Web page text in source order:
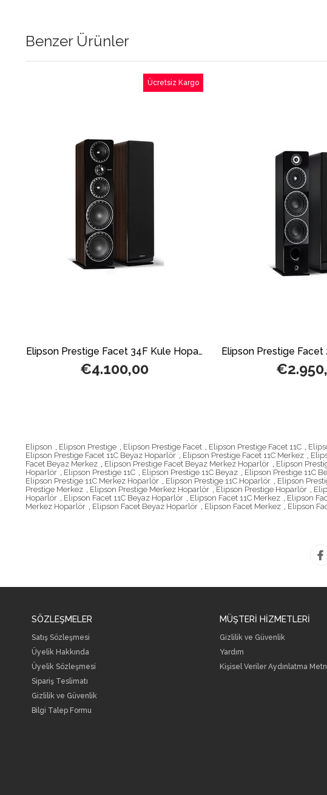
Benzer Ürünler
Elipson Prestige Facet 34F Kule Hoparlör Ceviz
€4.100,00
Ücretsiz Kargo
Elipson , Elipson Prestige , Elipson Prestige Facet , Elipson Prestige Facet 11C ,
Elipson Prestige Facet 11C Beyaz Hoparlör , Elipson Prestige Facet 11C Merkez ,
Facet Beyaz Merkez , Elipson Prestige Facet Beyaz Merkez Hoparlör , Elipson
Hoparlör , Elipson Prestige 11C , Elipson Prestige 11C Beyaz , Elipson Prestige 11C
Elipson Prestige 11C Merkez Hoparlör , Elipson Prestige 11C Hoparlör , Elipson
Prestige Merkez , Elipson Prestige Merkez Hoparlör , Elipson Prestige Hoparlör ,
Hoparlör , Elipson Facet 11C Beyaz Hoparlör , Elipson Facet 11C Merkez , Elipson
Merkez Hoparlör , Elipson Facet Beyaz Hoparlör , Elipson Facet Merkez , Elipson
SÖZLEŞMELER
Satış Sözleşmesi
Üyelik Hakkında
Üyelik Sözleşmesi
Sipariş Teslimatı
Gizlilik ve Güvenlik
Bilgi Talep Formu
MÜŞTERİ HİZMETLERİ
Gizlilik ve Güvenlik
Yardım
Kişisel Veriler Aydınlatma